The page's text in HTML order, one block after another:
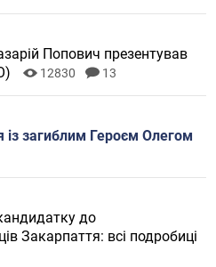
Попович презентував
12830 13
загиблим Героєм Олегом
до
Закарпаття: всі подробиці